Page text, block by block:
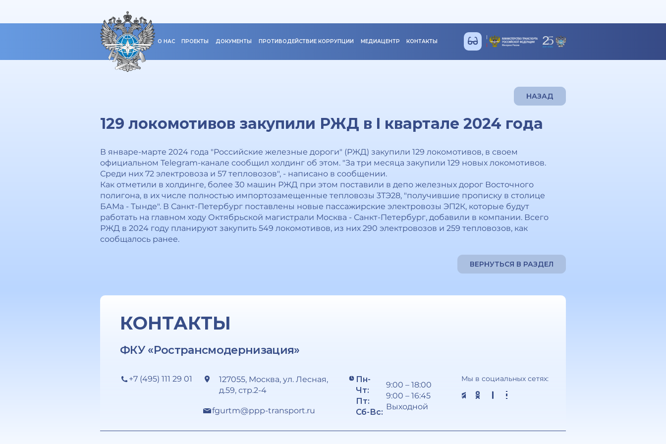
О НАС ПРОЕКТЫ ДОКУМЕНТЫ ПРОТИВОДЕЙСТВИЕ КОРРУПЦИИ МЕДИАЦЕНТР КОНТАКТЫ
НАЗАД
129 локомотивов закупили РЖД в I квартале 2024 года
В январе-марте 2024 года "Российские железные дороги" (РЖД) закупили 129 локомотивов, в своем
официальном Telegram-канале сообщил холдинг об этом. "За три месяца закупили 129 новых локомотивов.
Среди них 72 электровоза и 57 тепловозов", - написано в сообщении.
Как отметили в холдинге, более 30 машин РЖД при этом поставили в депо железных дорог Восточного
полигона, в их числе полностью импортозамещенные тепловозы 3ТЭ28, "получившие прописку в столице
БАМа - Тынде". В Санкт-Петербург поставлены новые пассажирские электровозы ЭП2К, которые будут
работать на главном ходу Октябрьской магистрали Москва - Санкт-Петербург, добавили в компании. Всего
РЖД в 2024 году планируют закупить 549 локомотивов, из них 290 электровозов и 259 тепловозов, как
сообщалось ранее.
ВЕРНУТЬСЯ В РАЗДЕЛ
КОНТАКТЫ
ФКУ «Ространсмодернизация»
+7 (495) 111 29 01
127055, Москва, ул. Лесная,
д.59, стр.2-4
fgurtm@ppp-transport.ru
Пн-
Чт:
Пт:
Сб-Вс:
9:00 – 18:00
9:00 – 16:45
Выходной
Мы в социальных сетях: